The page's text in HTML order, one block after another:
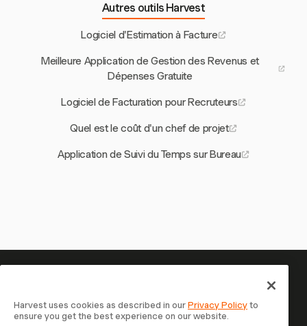
Autres outils Harvest
Logiciel d'Estimation à Facture
Meilleure Application de Gestion des Revenus et
Dépenses Gratuite
Logiciel de Facturation pour Recruteurs
Quel est le coût d'un chef de projet
Application de Suivi du Temps sur Bureau
Votre temps mérite d'être suivi
— commencez maintenant
Harvest uses cookies as described in ourPrivacy Policyto
ensure you get the best experience on our website.